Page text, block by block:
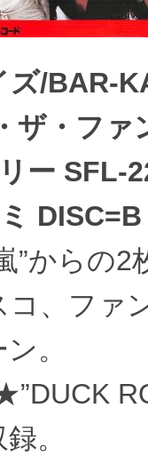
ズ/BAR-
ザ・ファ
ー SFL-
DISC=B
”からの
コ、ファ
。
。